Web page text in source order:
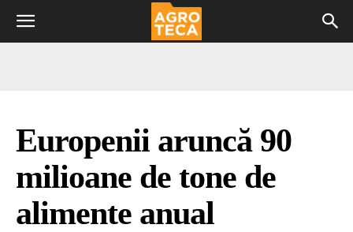
Europenii aruncă 90
milioane de tone de
alimente anual